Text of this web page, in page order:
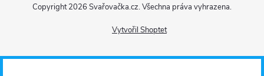
p
Vytvořil Shoptet
Copyright 2026 Svařovačka.cz. Všechna práva vyhrazena.